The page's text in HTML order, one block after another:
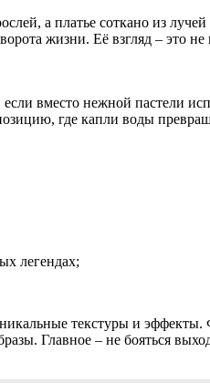
а платье соткано из
жизни. Её взгляд – это не
вместо нежной пастели
где капли воды
легендах;
текстуры и
Главное – не бояться